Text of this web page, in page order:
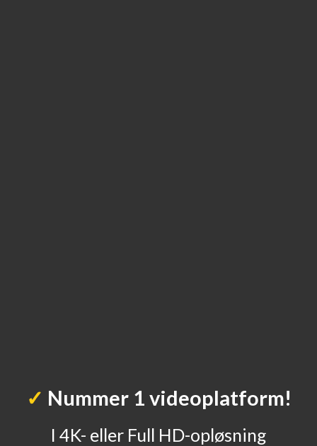
✓ Nummer 1 videoplatform!
I 4K- eller Full HD-opløsning